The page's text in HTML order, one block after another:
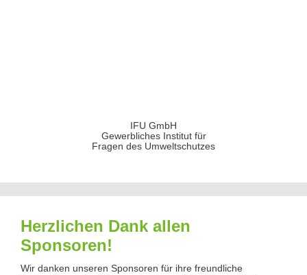
IFU GmbH
Gewerbliches Institut für
Fragen des Umweltschutzes
Herzlichen Dank allen
Sponsoren!
Wir danken unseren Sponsoren für ihre freundliche